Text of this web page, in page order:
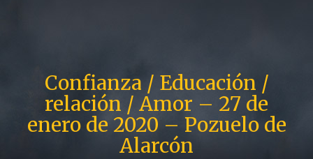
Confianza / Educación /
relación / Amor – 27 de
enero de 2020 – Pozuelo de
Alarcón